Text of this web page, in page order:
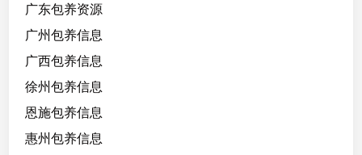
广东包养资源
广州包养信息
广西包养信息
徐州包养信息
恩施包养信息
惠州包养信息